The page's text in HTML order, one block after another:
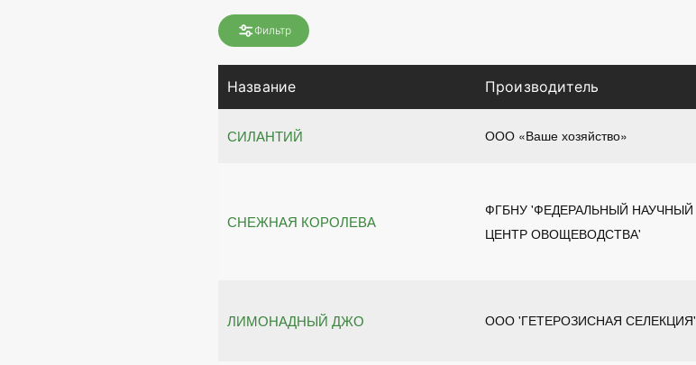
Фильтр
Название Производитель
СИЛАНТИЙ ООО «Ваше хозяйство»
СНЕЖНАЯ КОРОЛЕВА
ФГБНУ 'ФЕДЕРАЛЬНЫЙ НАУЧНЫЙ
ЦЕНТР ОВОЩЕВОДСТВА'
ЛИМОНАДНЫЙ ДЖО ООО 'ГЕТЕРОЗИСНАЯ СЕЛЕКЦИЯ'